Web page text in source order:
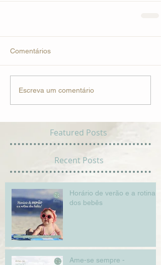
Comentários
Escreva um comentário
Featured Posts
Recent Posts
Horário de verão e a rotina
dos bebês
Ame-se sempre -